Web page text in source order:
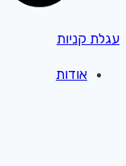
עגלת קניות
אודות